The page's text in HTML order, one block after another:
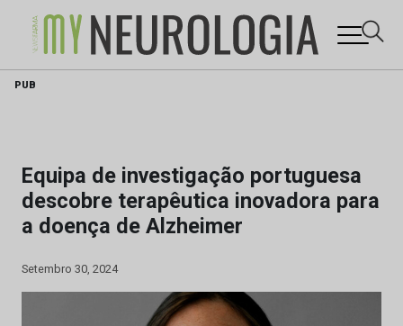
Skip
PUB
Equipa de investigação portuguesa
descobre terapêutica inovadora para
a doença de Alzheimer
Setembro 30, 2024